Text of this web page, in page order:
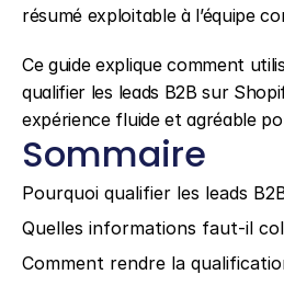
résumé exploitable à l’équipe
Ce guide explique comment
qualifier les leads B2B sur
expérience fluide et agréable
Sommaire
Pourquoi qualifier les leads
Quelles informations faut-il
Comment rendre la